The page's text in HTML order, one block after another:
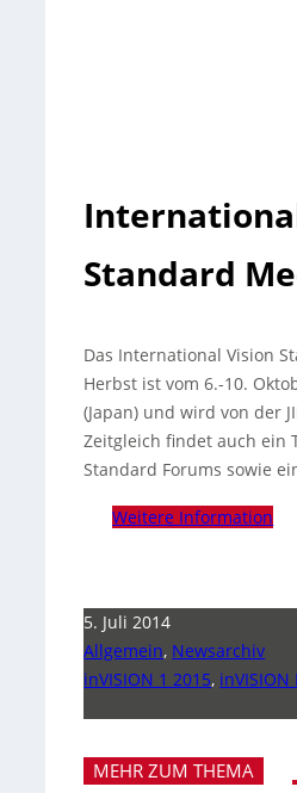
Standard
Das International Vision
Herbst ist vom 6.-10.
(Japan) und wird von der
Zeitgleich findet auch ein
Standard Forums sowie
Weitere Information
5. Juli 2014
Allgemein, Newsarchiv
inVISION 1 2015,
MEHR ZUM THEMA